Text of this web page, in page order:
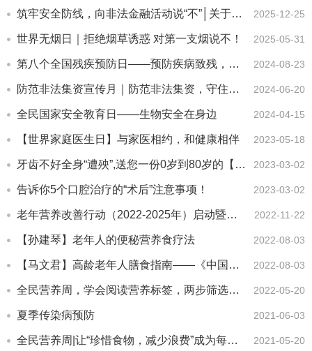
筑牢安全防线，向非法金融活动说“不”│关于提高风险防范、远离非法... 2025-12-25
世界无烟日｜拒绝烟草诱惑 对第一支烟说不！ 2025-05-31
第八个全国残疾预防日——预防疾病致残，共享健康生活 2024-08-23
防范非法集资宣传月｜防范非法集资，守住钱袋子 2024-06-20
全民国家安全教育日——生物安全在身边 2024-04-15
【世界家庭医生日】与家医相约，和健康相伴 2023-05-18
牙齿不好全身“遭殃”,送您一份0岁到80岁的【护牙指南】 2023-03-02
告诉你5个口腔治疗的“术后”注意事项！ 2023-03-02
老年营养改善行动（2022-2025年）启动暨中国老年人膳食指南... 2022-11-22
【孙建琴】老年人的便秘营养食疗法 2022-08-03
【马文君】高龄老年人膳食指南——《中国居民膳食指南2022》 2022-08-03
全民营养周，学会阅读营养标签，两步筛选慢性病人群健康食品 2022-05-20
夏季传染病预防 2021-06-03
全民营养周|让“珍惜食物，减少浪费”成为每个家庭的生活方式 2021-05-20